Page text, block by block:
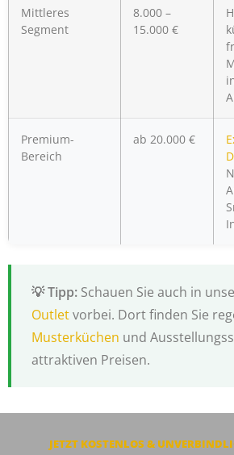
Mittleres
Segment
8.000 –
15.000 €
Premium-
Bereich
ab 20.000 €
Schauen Sie auch in
Outletvorbei. Dort finden Sie
Musterküchen und
attraktiven Preisen.
JETZT KOSTENLOS &